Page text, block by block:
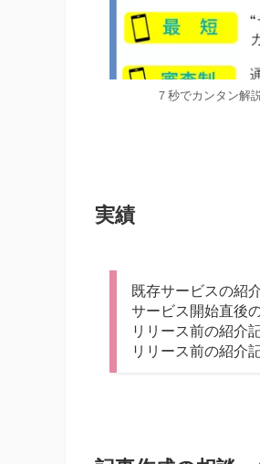
７秒でカ
実績
既存サービスの
サービス開始直後
リリース前の紹
リリース前の紹介